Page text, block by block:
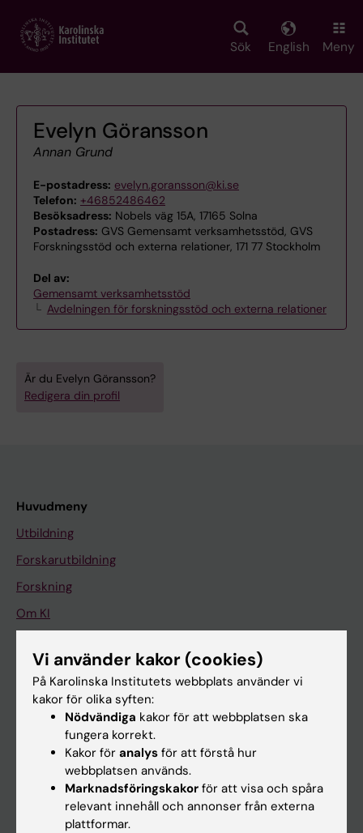
main
Sök English Meny
Evelyn Göransson
Annan Grund
E-postadress: evelyn.goransson@ki.se
Telefon: +46852486462
Besöksadress: Nobels väg 15A, 17165 Solna
Postadress: GVS Gemensamt verksamhetsstöd, GVS
Forskningsstöd och externa relationer, 171 77 Stockholm
Del av:
Gemensamt verksamhetsstöd
Avdelningen för forskningsstöd och externa relationer
Är du Evelyn Göransson?
Redigera din profil
Huvudmeny
Utbildning
Forskarutbildning
Forskning
Om KI
På gång
Nyheter
Kalender
Vi använder kakor (cookies)
På Karolinska Institutets webbplats använder vi
kakor för olika syften:
Nödvändiga kakor för att webbplatsen ska
fungera korrekt.
Kakor för analys för att förstå hur
webbplatsen används.
Marknadsföringskakor för att visa och spåra
relevant innehåll och annonser från externa
plattformar.